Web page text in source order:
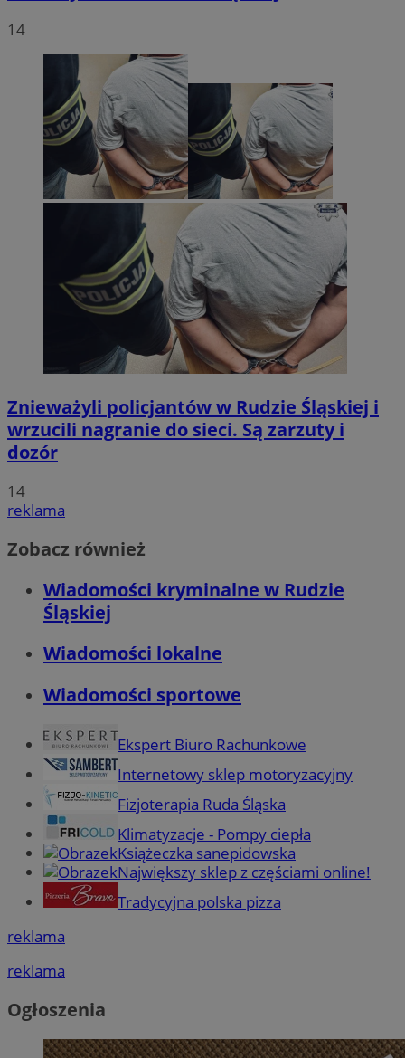
14
Znieważyli policjantów w Rudzie Śląskiej i
wrzucili nagranie do sieci. Są zarzuty i
dozór
14
reklama
Zobacz również
Wiadomości kryminalne w Rudzie
Śląskiej
Wiadomości lokalne
Wiadomości sportowe
Ekspert Biuro Rachunkowe
Internetowy sklep motoryzacyjny
Fizjoterapia Ruda Śląska
Klimatyzacje - Pompy ciepła
Książeczka sanepidowska
Największy sklep z częściami online!
Tradycyjna polska pizza
reklama
reklama
Ogłoszenia